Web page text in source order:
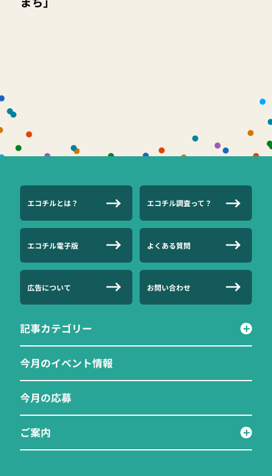
エコチルとは？ エコチル調査って？
エコチル電子版 よくある質問
広告について お問い合わせ
記事カテゴリー
今月のイベント情報
今月の応募
ご案内